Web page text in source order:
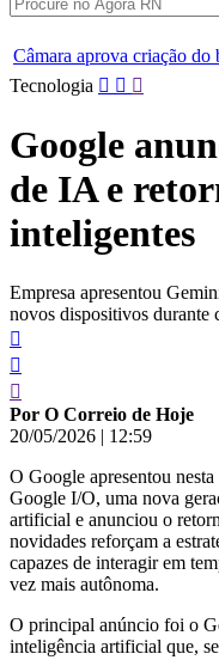
do bairro de Morro
Pular
conteúdo
Tecnologia
Google
de IA e
inteligentes
Empresa apresentou
novos dispositivos durante
Por O Correio de Hoje
20/05/2026 | 12:59
O Google apresentou
Google I/O, uma nova
artificial e anunciou o
novidades reforçam a
capazes de interagir em
vez mais autônoma.
O principal anúncio foi o
inteligência artificial que,